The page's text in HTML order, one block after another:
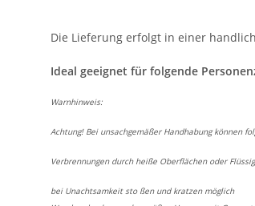
Die Lieferung erfolgt in einer
Ideal geeignet für folgende
Warnhinweis:
Achtung! Bei unsachgemäßer Handhabung können
Verbrennungen durch heiße Oberflächen oder
bei Unachtsamkeit sto ßen und kratzen möglich